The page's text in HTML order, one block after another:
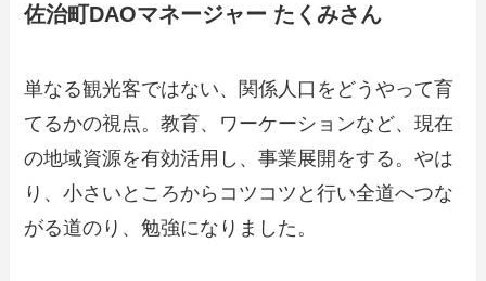
佐治町DAOマネージャー たくみさん
単なる観光客ではない、関係人口をどうやって育
てるかの視点。教育、ワーケーションなど、現在
の地域資源を有効活用し、事業展開をする。やは
り、小さいところからコツコツと行い全道へつな
がる道のり、勉強になりました。